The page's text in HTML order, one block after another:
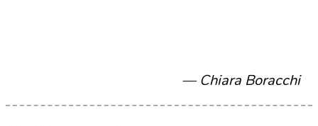
Chiara Boracchi